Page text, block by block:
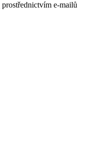
prostřednictvím e-mailů